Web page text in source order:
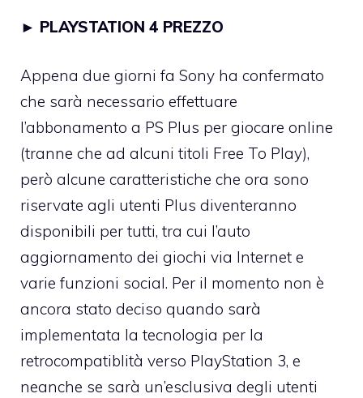
► PLAYSTATION 4 PREZZO
Appena due giorni fa Sony ha confermato
che sarà necessario effettuare
l’abbonamento a PS Plus per giocare online
(tranne che ad alcuni titoli Free To Play),
però alcune caratteristiche che ora sono
riservate agli utenti Plus diventeranno
disponibili per tutti, tra cui l’auto
aggiornamento dei giochi via Internet e
varie funzioni social. Per il momento non è
ancora stato deciso quando sarà
implementata la tecnologia per la
retrocompatiblità verso PlayStation 3, e
neanche se sarà un’esclusiva degli utenti